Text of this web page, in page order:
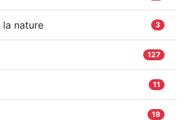
la nature 3
127
11
19